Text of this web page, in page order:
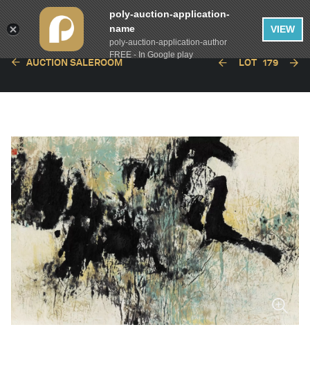
AUCTION SALEROOM LOT 179
poly-auction-application-
name
poly-auction-application-author
FREE - In Google play
VIEW